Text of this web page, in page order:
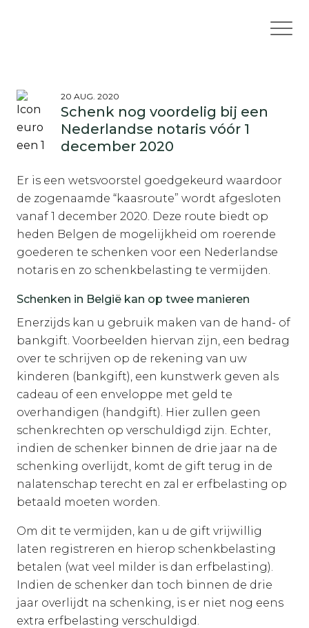
20 AUG. 2020
Schenk nog voordelig bij een
Nederlandse notaris vóór 1
december 2020
Er is een wetsvoorstel goedgekeurd waardoor
de zogenaamde “kaasroute” wordt afgesloten
vanaf 1 december 2020. Deze route biedt op
heden Belgen de mogelijkheid om roerende
goederen te schenken voor een Nederlandse
notaris en zo schenkbelasting te vermijden.
Schenken in België kan op twee manieren
Enerzijds kan u gebruik maken van de hand- of
bankgift. Voorbeelden hiervan zijn, een bedrag
over te schrijven op de rekening van uw
kinderen (bankgift), een kunstwerk geven als
cadeau of een enveloppe met geld te
overhandigen (handgift). Hier zullen geen
schenkrechten op verschuldigd zijn. Echter,
indien de schenker binnen de drie jaar na de
schenking overlijdt, komt de gift terug in de
nalatenschap terecht en zal er erfbelasting op
betaald moeten worden.
Om dit te vermijden, kan u de gift vrijwillig
laten registreren en hierop schenkbelasting
betalen (wat veel milder is dan erfbelasting).
Indien de schenker dan toch binnen de drie
jaar overlijdt na schenking, is er niet nog eens
extra erfbelasting verschuldigd.